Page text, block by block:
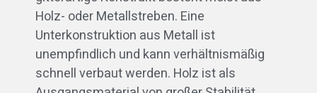
Holz- oder Metallstreben. Eine
Unterkonstruktion aus Metall ist
unempfindlich und kann verhältnismäßig
schnell verbaut werden. Holz ist als